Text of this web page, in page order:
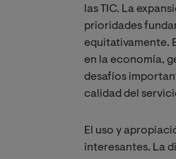
las TIC. La
prioridades
equitativamente.
en la economía,
desafíos
calidad del
El uso y
interesantes. La